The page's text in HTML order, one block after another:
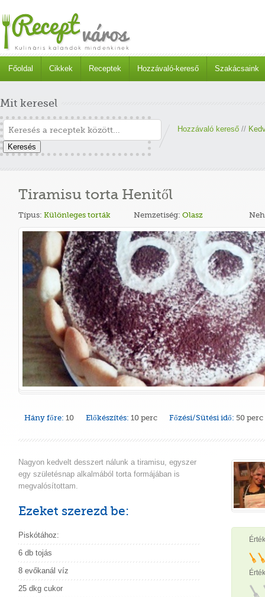
Főoldal Cikkek Receptek Hozzávaló-kereső Szakácsaink
Mit keresel
Keresés
Hozzávaló kereső //
Tiramisu torta Henitől
Típus: Különleges torták Nemzetiség: Olasz
Hány főre: 10 Előkészítés: 10 perc Főzési/Sütési idő: 50 perc
Nagyon kedvelt desszert nálunk a tiramisu, egyszer
egy születésnap alkalmából torta formájában is
megvalósítottam.
Ezeket szerezd be:
Piskótához:
6 db tojás
8 evőkanál víz
25 dkg cukor